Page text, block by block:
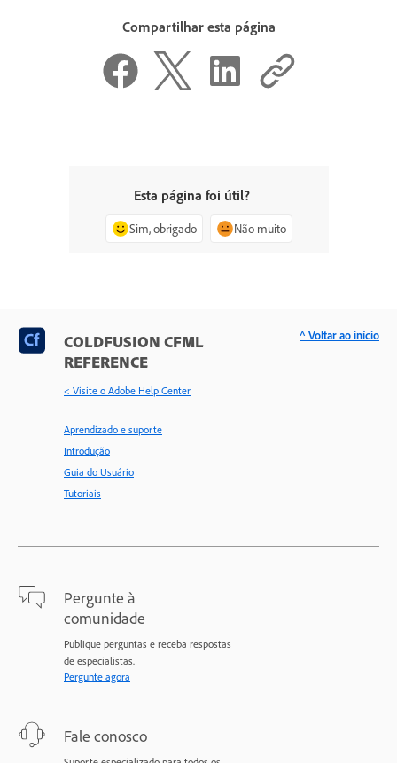
Compartilhar esta página
Esta página foi útil?
Sim, obrigado Não muito
COLDFUSION CFML
REFERENCE
< Visite o Adobe Help Center
Aprendizado e suporte
Introdução
Guia do Usuário
Tutoriais
Pergunte à
comunidade
Publique perguntas e receba respostas
de especialistas.
Pergunte agora
Fale conosco
^ Voltar ao início